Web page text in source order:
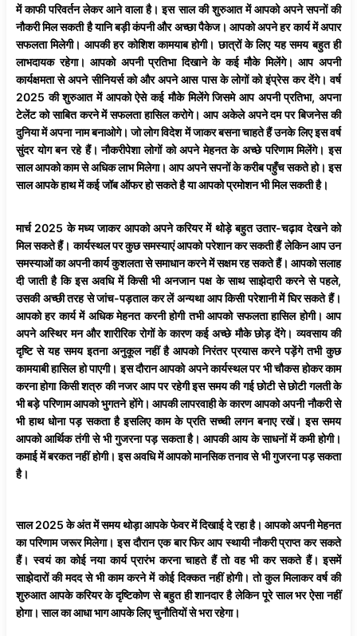
में काफी परिवर्तन लेकर आने वाला है। इस साल की शुरुआत में आपको अपने सपनों की
नौकरी मिल सकती है यानि बड़ी कंपनी और अच्छा पैकेज। आपको अपने हर कार्य में अपार
सफलता मिलेगी। आपकी हर कोशिश कामयाब होगी। छात्रों के लिए यह समय बहुत ही
लाभदायक रहेगा। आपको अपनी प्रतिभा दिखाने के कई मौके मिलेंगे। आप अपनी
कार्यक्षमता से अपने सीनियर्स को और अपने आस पास के लोगों को इंप्रेस कर देंगे। वर्ष
2025 की शुरुआत में आपको ऐसे कई मौके मिलेंगे जिसमे आप अपनी प्रतिभा, अपना
टेलेंट को साबित करने में सफलता हासिल करोगे। आप अकेले अपने दम पर बिजनेस की
दुनिया में अपना नाम बनाओगे। जो लोग विदेश में जाकर बसना चाहते हैं उनके लिए इस वर्ष
सुंदर योग बन रहे हैं। नौकरीपेशा लोगों को अपने मेहनत के अच्छे परिणाम मिलेंगे। इस
साल आपको काम से अधिक लाभ मिलेगा। आप अपने सपनों के करीब पहुँच सकते हो। इस
साल आपके हाथ में कई जॉब ऑफर हो सकते है या आपको प्रमोशन भी मिल सकती है।
मार्च 2025 के मध्य जाकर आपको अपने करियर में थोड़े बहुत उतार-चढ़ाव देखने को
मिल सकते हैं। कार्यस्थल पर कुछ समस्याएं आपको परेशान कर सकती हैं लेकिन आप उन
समस्याओं का अपनी कार्य कुशलता से समाधान करने में सक्षम रह सकते हैं। आपको सलाह
दी जाती है कि इस अवधि में किसी भी अनजान पक्ष के साथ साझेदारी करने से पहले,
उसकी अच्छी तरह से जांच-पड़ताल कर लें अन्यथा आप किसी परेशानी में घिर सकते हैं।
आपको हर कार्य में अधिक मेहनत करनी होगी तभी आपको सफलता हासिल होगी। आप
अपने अस्थिर मन और शारीरिक रोगों के कारण कई अच्छे मौके छोड़ देंगे। व्यवसाय की
दृष्टि से यह समय इतना अनुकूल नहीं है आपको निरंतर प्रयास करने पड़ेंगे तभी कुछ
कामयाबी हासिल हो पाएगी। इस दौरान आपको अपने कार्यस्थल पर भी चौकस होकर काम
करना होगा किसी शत्रु की नजर आप पर रहेगी इस समय की गई छोटी से छोटी गलती के
भी बड़े परिणाम आपको भुगतने होंगे। आपकी लापरवाही के कारण आपको अपनी नौकरी से
भी हाथ धोना पड़ सकता है इसलिए काम के प्रति सच्ची लगन बनाए रखें। इस समय
आपको आर्थिक तंगी से भी गुजरना पड़ सकता है। आपकी आय के साधनों में कमी होगी।
कमाई में बरकत नहीं होगी। इस अवधि में आपको मानसिक तनाव से भी गुजरना पड़ सकता
है।
साल 2025 के अंत में समय थोड़ा आपके फेवर में दिखाई दे रहा है। आपको अपनी मेहनत
का परिणाम जरूर मिलेगा। इस दौरान एक बार फिर आप स्थायी नौकरी प्राप्त कर सकते
हैं। स्वयं का कोई नया कार्य प्रारंभ करना चाहते हैं तो वह भी कर सकते हैं। इसमें
साझेदारों की मदद से भी काम करने में कोई दिक्कत नहीं होगी। तो कुल मिलाकर वर्ष की
शुरुआत आपके करियर के दृष्टिकोण से बहुत ही शानदार है लेकिन पूरे साल भर ऐसा नहीं
होगा। साल का आधा भाग आपके लिए चुनौतियों से भरा रहेगा।